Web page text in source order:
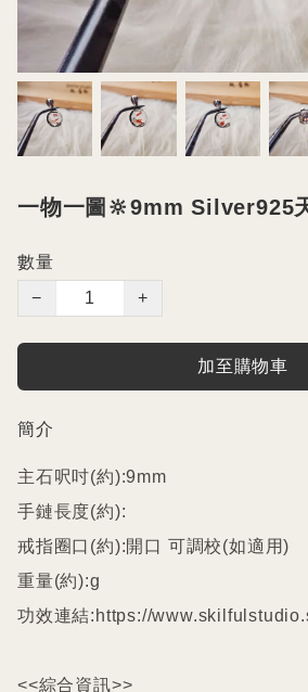
一物一圖🔆9mm Silver925
數量
−
+
加至購物車
簡介
主石呎吋(約):9mm
手鏈長度(約):
戒指圈口(約):開口 可調校(如適用)
重量(約):g
功效連結:https://
<<綜合資訊>>